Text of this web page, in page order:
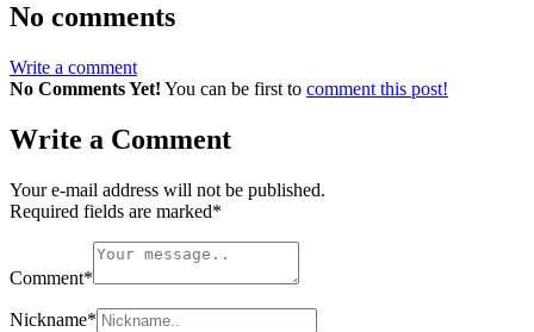
No comments
Write a comment
No Comments Yet! You can be first to comment this post!
Write a Comment
Your e-mail address will not be published.
Required fields are marked*
Comment*
Nickname*